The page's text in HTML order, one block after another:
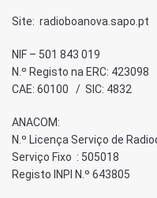
Site: radioboanova.sapo.pt
NIF – 501 843 019
N.º Registo na ERC: 423098
CAE: 60100 / SIC: 4832
ANACOM:
N.º Licença Serviço de
Serviço Fixo : 505018
Registo INPI N.º 643805